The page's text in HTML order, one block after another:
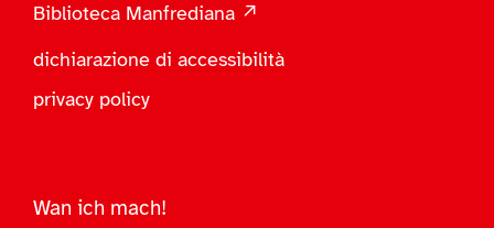
Biblioteca Manfrediana ↗
dichiarazione di accessibilità
privacy policy
Wan ich mach!